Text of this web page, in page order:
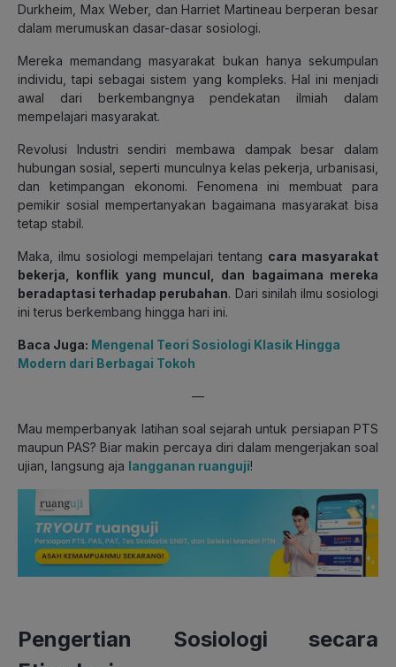
Durkheim, Max Weber, dan Harriet Martineau berperan besar
dalam merumuskan dasar-dasar sosiologi.
Mereka memandang masyarakat bukan hanya sekumpulan
individu, tapi sebagai sistem yang kompleks. Hal ini menjadi
awal dari berkembangnya pendekatan ilmiah dalam
mempelajari masyarakat.
Revolusi Industri sendiri membawa dampak besar dalam
hubungan sosial, seperti munculnya kelas pekerja, urbanisasi,
dan ketimpangan ekonomi. Fenomena ini membuat para
pemikir sosial mempertanyakan bagaimana masyarakat bisa
tetap stabil.
Maka, ilmu sosiologi mempelajari tentang cara masyarakat
bekerja, konflik yang muncul, dan bagaimana mereka
beradaptasi terhadap perubahan. Dari sinilah ilmu sosiologi
ini terus berkembang hingga hari ini.
Baca Juga: Mengenal Teori Sosiologi Klasik Hingga
Modern dari Berbagai Tokoh
—
Mau memperbanyak latihan soal sejarah untuk persiapan PTS
maupun PAS? Biar makin percaya diri dalam mengerjakan soal
ujian, langsung aja langganan ruanguji!
Pengertian Sosiologi secara